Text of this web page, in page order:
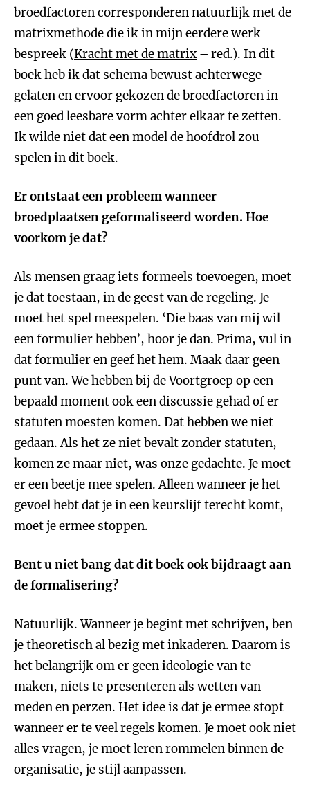
broedfactoren corresponderen natuurlijk met de
matrixmethode die ik in mijn eerdere werk
bespreek (Kracht met de matrix – red.). In dit
boek heb ik dat schema bewust achterwege
gelaten en ervoor gekozen de broedfactoren in
een goed leesbare vorm achter elkaar te zetten.
Ik wilde niet dat een model de hoofdrol zou
spelen in dit boek.
Er ontstaat een probleem wanneer
broedplaatsen geformaliseerd worden. Hoe
voorkom je dat?
Als mensen graag iets formeels toevoegen, moet
je dat toestaan, in de geest van de regeling. Je
moet het spel meespelen. ‘Die baas van mij wil
een formulier hebben’, hoor je dan. Prima, vul in
dat formulier en geef het hem. Maak daar geen
punt van. We hebben bij de Voortgroep op een
bepaald moment ook een discussie gehad of er
statuten moesten komen. Dat hebben we niet
gedaan. Als het ze niet bevalt zonder statuten,
komen ze maar niet, was onze gedachte. Je moet
er een beetje mee spelen. Alleen wanneer je het
gevoel hebt dat je in een keurslijf terecht komt,
moet je ermee stoppen.
Bent u niet bang dat dit boek ook bijdraagt aan
de formalisering?
Natuurlijk. Wanneer je begint met schrijven, ben
je theoretisch al bezig met inkaderen. Daarom is
het belangrijk om er geen ideologie van te
maken, niets te presenteren als wetten van
meden en perzen. Het idee is dat je ermee stopt
wanneer er te veel regels komen. Je moet ook niet
alles vragen, je moet leren rommelen binnen de
organisatie, je stijl aanpassen.